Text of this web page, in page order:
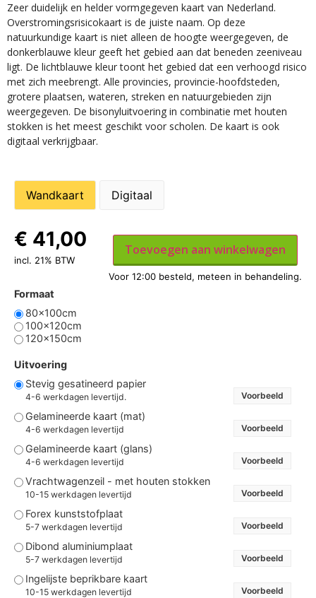
Zeer duidelijk en helder vormgegeven kaart van Nederland.
Overstromingsrisicokaart is de juiste naam. Op deze
natuurkundige kaart is niet alleen de hoogte weergegeven, de
donkerblauwe kleur geeft het gebied aan dat beneden zeeniveau
ligt. De lichtblauwe kleur toont het gebied dat een verhoogd risico
met zich meebrengt. Alle provincies, provincie-hoofdsteden,
grotere plaatsen, wateren, streken en natuurgebieden zijn
weergegeven. De bisonyluitvoering in combinatie met houten
stokken is het meest geschikt voor scholen. De kaart is ook
digitaal verkrijgbaar.
Wandkaart Digitaal
Formaat
80x100cm
100x120cm
120x150cm
Uitvoering
Stevig gesatineerd papier
4-6 werkdagen levertijd. Voorbeeld
Gelamineerde kaart (mat)
4-6 werkdagen levertijd Voorbeeld
Gelamineerde kaart (glans)
4-6 werkdagen levertijd Voorbeeld
Vrachtwagenzeil - met houten stokken
10-15 werkdagen levertijd Voorbeeld
Forex kunststofplaat
5-7 werkdagen levertijd Voorbeeld
Dibond aluminiumplaat
5-7 werkdagen levertijd Voorbeeld
Ingelijste beprikbare kaart
10-15 werkdagen levertijd Voorbeeld
€ 41,00
incl. 21% BTW
Toevoegen aan winkelwagen